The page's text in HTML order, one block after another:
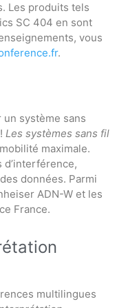
Les produits tels
SC 404 en sont
vous
.
système sans
Les systèmes sans fil
maximale.
données. Parmi
ADN-W et les
France.
multilingues